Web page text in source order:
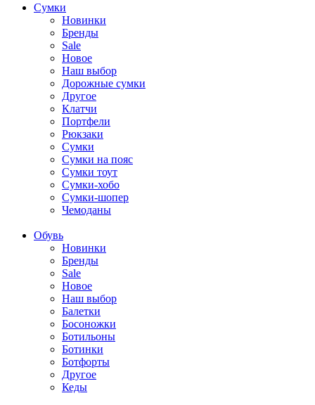
Cумки
Новинки
Бренды
Sale
Новое
Наш выбор
Дорожные сумки
Другое
Клатчи
Портфели
Рюкзаки
Сумки
Сумки на пояс
Сумки тоут
Сумки-хобо
Сумки-шопер
Чемоданы
Обувь
Новинки
Бренды
Sale
Новое
Наш выбор
Балетки
Босоножки
Ботильоны
Ботинки
Ботфорты
Другое
Кеды